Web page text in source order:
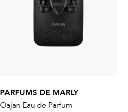
PARFUMS DE MARLY
Oajan Eau de Parfum